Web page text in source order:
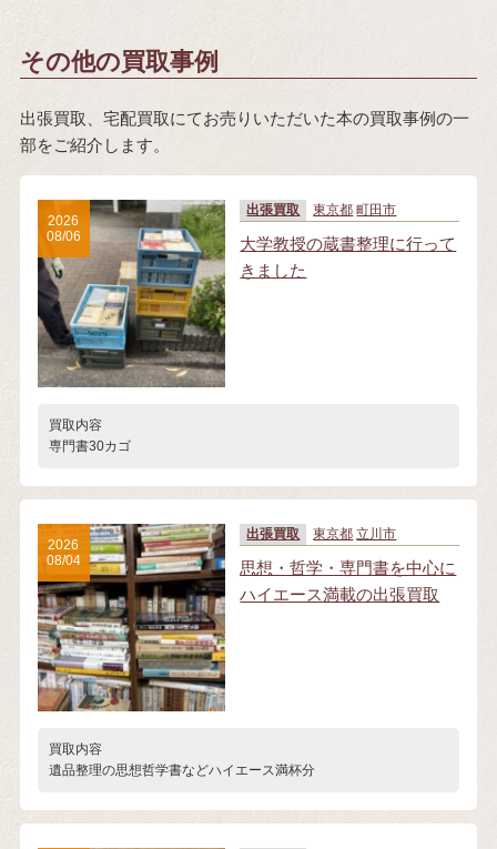
その他の買取事例
出張買取、宅配買取にてお売りいただいた本の買取事例の一
部をご紹介します。
出張買取 東京都 町田市
大学教授の蔵書整理に行って
きました
買取内容
専門書30カゴ
2026
08/06
出張買取 東京都 立川市
思想・哲学・専門書を中心に
ハイエース満載の出張買取
買取内容
遺品整理の思想哲学書などハイエース満杯分
2026
08/04